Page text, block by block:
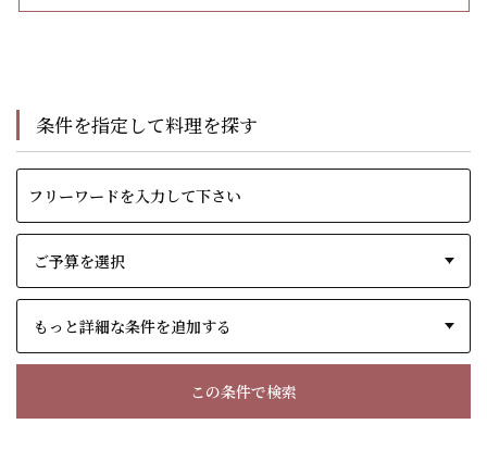
条件を指定して料理を探す
もっと詳細な条件を追加する
この条件で検索